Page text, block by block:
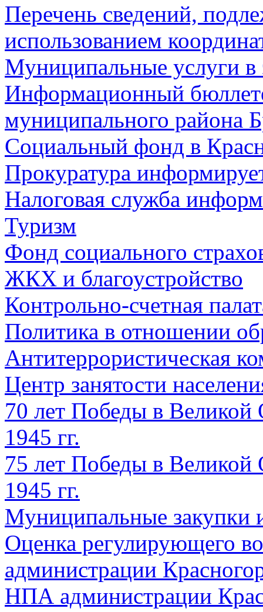
Перечень сведений,
использованием
Муниципальные услуги в
Информационный
муниципального района
Социальный фонд в
Прокуратура
Налоговая служба
Туризм
Фонд социального
ЖКХ и благоустройство
Контрольно-счетная
Политика в отношении
Антитеррористическая
Центр занятости
70 лет Победы в Великой
1945 гг.
75 лет Победы в Великой
1945 гг.
Муниципальные закупки
Оценка регулирующего
администрации
НПА администрации